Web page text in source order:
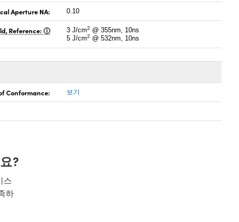
Aperture NA: 0.10
Reference: 3 J/cm2 @ 355nm, 10ns
5 J/cm2 @ 532nm, 10ns
Conformance: 보기
?
스
하